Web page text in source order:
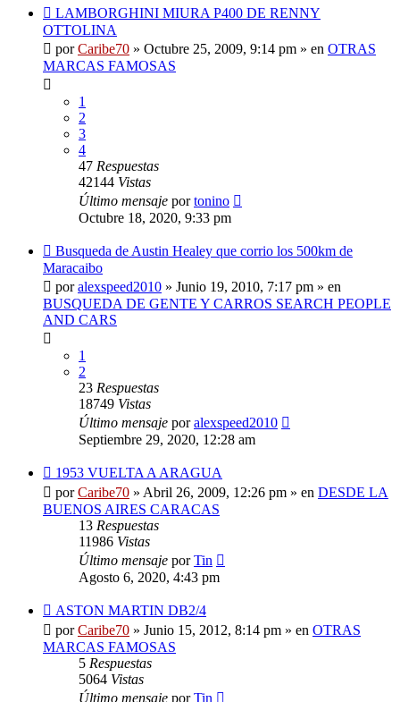
Nuevo
mensaje
LAMBORGHINI MIURA P400 DE RENNY
OTTOLINA
porCaribe70 » Octubre 25, 2009, 9:14 pm » en OTRAS
MARCAS FAMOSAS
1
2
3
4
47 Respuestas
42144 Vistas
Último mensaje portonino
Octubre 18, 2020, 9:33 pm
Nuevo
mensaje
Busqueda de Austin Healey que corrio los 500km de
Maracaibo
poralexspeed2010 » Junio 19, 2010, 7:17 pm » en
BUSQUEDA DE GENTE Y CARROS SEARCH PEOPLE
AND CARS
1
2
23 Respuestas
18749 Vistas
Último mensaje poralexspeed2010
Septiembre 29, 2020, 12:28 am
Nuevo
mensaje
1953 VUELTA A ARAGUA
porCaribe70 » Abril 26, 2009, 12:26 pm » en DESDE LA
BUENOS AIRES CARACAS
13 Respuestas
11986 Vistas
Último mensaje porTin
Agosto 6, 2020, 4:43 pm
Nuevo
mensaje
ASTON MARTIN DB2/4
porCaribe70 » Junio 15, 2012, 8:14 pm » en OTRAS
MARCAS FAMOSAS
5 Respuestas
5064 Vistas
Último mensaje porTin